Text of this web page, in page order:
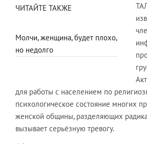
ЧИТАЙТЕ ТАКЖЕ
Молчи, женщина, будет плохо,
но недолго
для работы с населением по
психологическое состояние многих
женской общины, разделяющих
вызывает серьёзную тревогу.